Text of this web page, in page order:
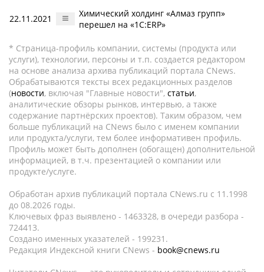
22.11.2021
Химический холдинг «Алмаз групп»
перешел на «1С:ERP»
* Страница-профиль компании, системы (продукта или
услуги), технологии, персоны и т.п. создается редактором
на основе анализа архива публикаций портала CNews.
Обрабатываются тексты всех редакционных разделов
(новости, включая "Главные новости", статьи,
аналитические обзоры рынков, интервью, а также
содержание партнёрских проектов). Таким образом, чем
больше публикаций на CNews было с именем компании
или продукта/услуги, тем более информативен профиль.
Профиль может быть дополнен (обогащен) дополнительной
информацией, в т.ч. презентацией о компании или
продукте/услуге.
Обработан архив публикаций портала CNews.ru c 11.1998
до 08.2026 годы.
Ключевых фраз выявлено - 1463328, в очереди разбора -
724413.
Создано именных указателей - 199231.
Редакция Индексной книги CNews - book@cnews.ru